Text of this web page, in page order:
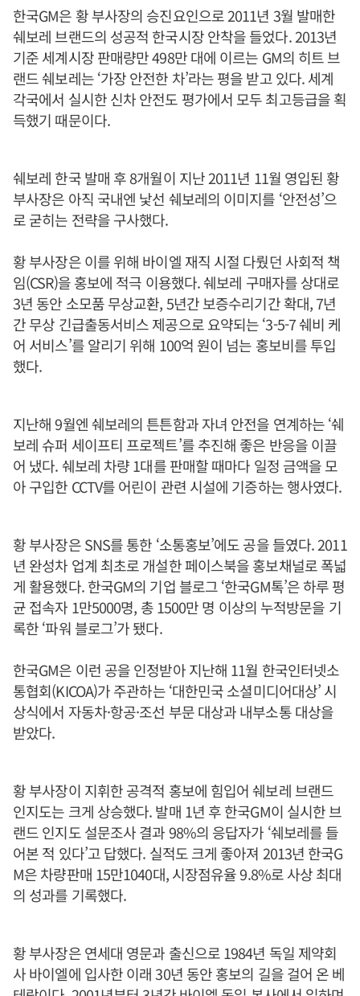
한국GM은 황 부사장의 승진요인으로 2011년 3월 발매한
쉐보레 브랜드의 성공적 한국시장 안착을 들었다. 2013년
기준 세계시장 판매량만 498만 대에 이르는 GM의 히트 브
랜드 쉐보레는 ‘가장 안전한 차’라는 평을 받고 있다. 세계
각국에서 실시한 신차 안전도 평가에서 모두 최고등급을 획
득했기 때문이다.
쉐보레 한국 발매 후 8개월이 지난 2011년 11월 영입된 황
부사장은 아직 국내엔 낯선 쉐보레의 이미지를 ‘안전성’으
로 굳히는 전략을 구사했다.
황 부사장은 이를 위해 바이엘 재직 시절 다뤘던 사회적 책
임(CSR)을 홍보에 적극 이용했다. 쉐보레 구매자를 상대로
3년 동안 소모품 무상교환, 5년간 보증수리기간 확대, 7년
간 무상 긴급출동서비스 제공으로 요약되는 ‘3-5-7 쉐비 케
어 서비스’를 알리기 위해 100억 원이 넘는 홍보비를 투입
했다.
지난해 9월엔 쉐보레의 튼튼함과 자녀 안전을 연계하는 ‘쉐
보레 슈퍼 세이프티 프로젝트’를 추진해 좋은 반응을 이끌
어 냈다. 쉐보레 차량 1대를 판매할 때마다 일정 금액을 모
아 구입한 CCTV를 어린이 관련 시설에 기증하는 행사였다.
황 부사장은 SNS를 통한 ‘소통홍보’에도 공을 들였다. 2011
년 완성차 업계 최초로 개설한 페이스북을 홍보채널로 폭넓
게 활용했다. 한국GM의 기업 블로그 ‘한국GM톡’은 하루 평
균 접속자 1만5000명, 총 1500만 명 이상의 누적방문을 기
록한 ‘파워 블로그’가 됐다.
한국GM은 이런 공을 인정받아 지난해 11월 한국인터넷소
통협회(KICOA)가 주관하는 ‘대한민국 소셜미디어대상’ 시
상식에서 자동차·항공·조선 부문 대상과 내부소통 대상을
받았다.
황 부사장이 지휘한 공격적 홍보에 힘입어 쉐보레 브랜드
인지도는 크게 상승했다. 발매 1년 후 한국GM이 실시한 브
랜드 인지도 설문조사 결과 98%의 응답자가 ‘쉐보레를 들
어본 적 있다’고 답했다. 실적도 크게 좋아져 2013년 한국G
M은 차량판매 15만1040대, 시장점유율 9.8%로 사상 최대
의 성과를 기록했다.
황 부사장은 연세대 영문과 출신으로 1984년 독일 제약회
사 바이엘에 입사한 이래 30년 동안 홍보의 길을 걸어 온 베